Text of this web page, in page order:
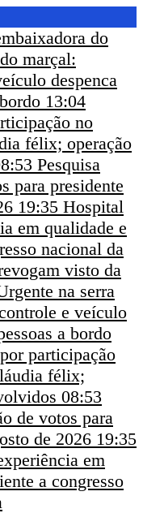
do
marçal:
despenca
13:04
no
félix; operação
Pesquisa
para presidente
19:35 Hospital
em qualidade e
nacional da
visto da
na serra
e veículo
a bordo
participação
félix;
08:53
de votos para
de 2026 19:35
em
a congresso